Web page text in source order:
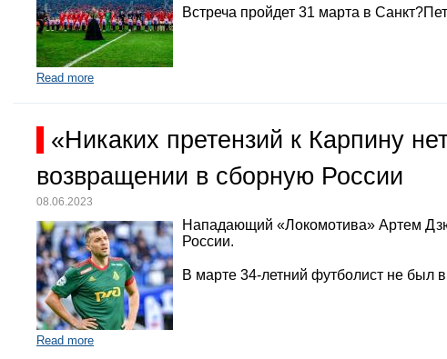
Встреча пройдет 31 марта в
Read more
«Никаких претензий к Карпину
возвращении в сборную России
08.06.2023
Нападающий «Локомотива» Артем
России.
В марте 34-летний футболист не был
Read more